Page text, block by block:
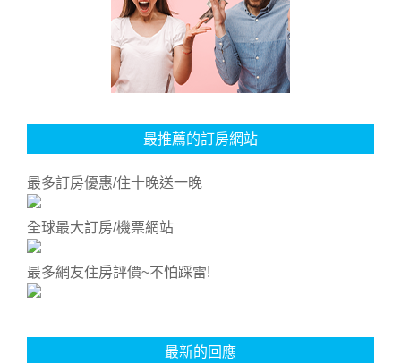
最推薦的訂房網站
最多訂房優惠/住十晚送一晚
全球最大訂房/機票網站
最多網友住房評價~不怕踩雷!
最新的回應